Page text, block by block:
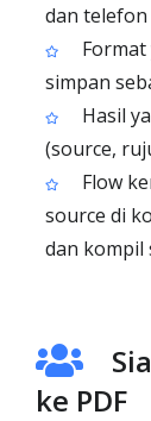
dan telefon
simpan
Hasil
(source,
Flow
source di
dan kompil
ke PDF